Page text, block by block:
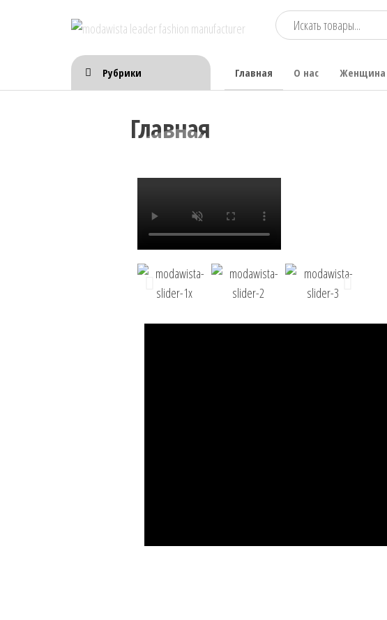
modawista
leader
fashion
manufacturer
Рубрики Главная О нас Женщина
Главная